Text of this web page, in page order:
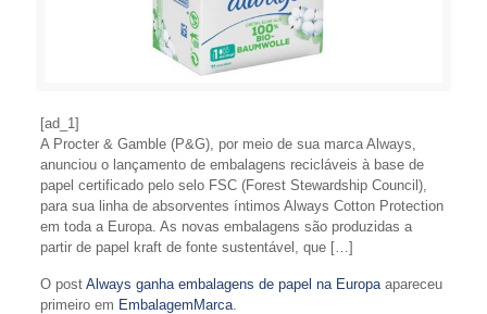
[ad_1]
A Procter & Gamble (P&G), por meio de sua marca Always,
anunciou o lançamento de embalagens recicláveis à base de
papel certificado pelo selo FSC (Forest Stewardship Council),
para sua linha de absorventes íntimos Always Cotton Protection
em toda a Europa. As novas embalagens são produzidas a
partir de papel kraft de fonte sustentável, que […]
O post Always ganha embalagens de papel na Europaapareceu
primeiro em EmbalagemMarca.